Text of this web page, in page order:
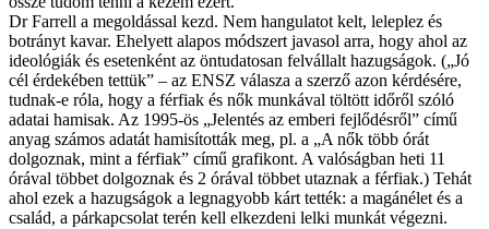
Dr Farrell a megoldással kezd. Nem hangulatot kelt, leleplez és
botrányt kavar. Ehelyett alapos módszert javasol arra, hogy ahol az
ideológiák és esetenként az öntudatosan felvállalt hazugságok. („Jó
cél érdekében tettük” – az ENSZ válasza a szerző azon kérdésére,
tudnak-e róla, hogy a férfiak és nők munkával töltött időről szóló
adatai hamisak. Az 1995-ös „Jelentés az emberi fejlődésről” című
anyag számos adatát hamisították meg, pl. a „A nők több órát
dolgoznak, mint a férfiak” című grafikont. A valóságban heti 11
órával többet dolgoznak és 2 órával többet utaznak a férfiak.) Tehát
ahol ezek a hazugságok a legnagyobb kárt tették: a magánélet és a
család, a párkapcsolat terén kell elkezdeni lelki munkát végezni.